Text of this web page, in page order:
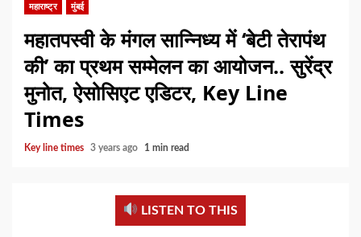
महाराष्ट्र मुंबई
महातपस्वी के मंगल सान्निध्य में ‘बेटी तेरापंथ
की’ का प्रथम सम्मेलन का आयोजन.. सुरेंद्र
मुनोत, ऐसोसिएट एडिटर, Key Line
Times
Key line times 3 years ago 1 min read
LISTEN TO THIS